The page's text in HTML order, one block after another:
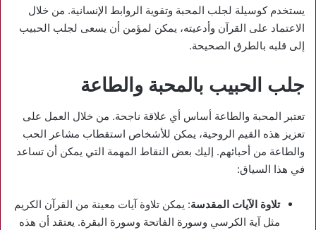
يستخدم كوسيلة لجلب المحبة وتقوية الروابط الإنسانية. من خلال
الاعتماد على القرآن وأدعيته، يمكن لمؤمن أن يسعى لجلب الحبيب
إلى قلبه بالطرق الصحيحة.
جلب الحبيب بالمحبة والطاعة
تعتبر المحبة والطاعة أساس أي علاقة ناجحة. من خلال العمل على
تعزيز هذه القيم الروحية، يمكن للأشخاص استقطاب مشاعر الحب
والطاعة من أحبائهم. إليك بعض النقاط المهمة التي يمكن أن تساعد
في هذا السياق:
تلاوة الآيات المقدسة: يمكن تلاوة آيات معينة من القرآن الكريم
مثل آية الكرسي وسورة الفاتحة وسورة البقرة. يعتقد أن هذه